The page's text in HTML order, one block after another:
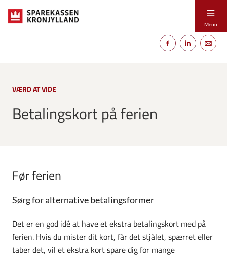
Menu
VÆRD AT VIDE
Betalingskort på ferien
Før ferien
Sørg for alternative betalingsformer
Det er en god idé at have et ekstra betalingskort med på
ferien. Hvis du mister dit kort, får det stjålet, spærret eller
taber det, vil et ekstra kort spare dig for mange